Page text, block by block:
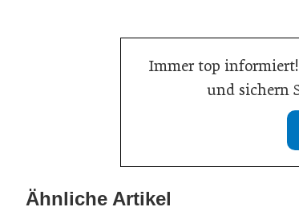
Immer top
und sichern
Ähnliche Artikel
Neuer Professur für Leadership and